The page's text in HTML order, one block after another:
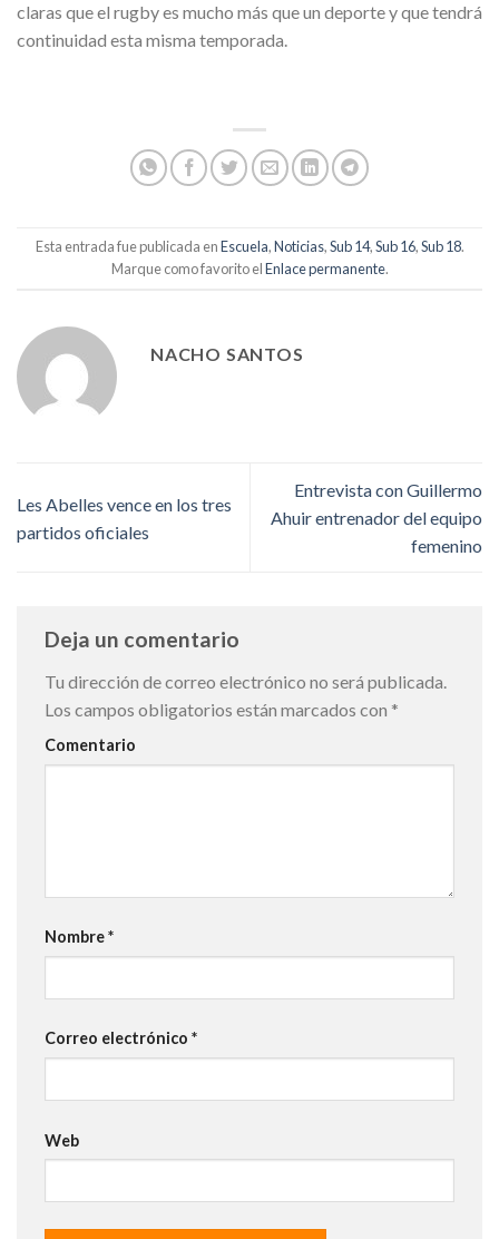
claras que el rugby es mucho más que un deporte y que tendrá
continuidad esta misma temporada.
Esta entrada fue publicada enEscuela,Noticias,Sub 14,Sub 16,Sub 18.
Marque como favorito elEnlace permanente.
NACHO SANTOS
Les Abelles vence en los tres
partidos oficiales
Entrevista con Guillermo
Ahuir entrenador del equipo
femenino
Deja un comentario
Tu dirección de correo electrónico no será publicada.
Los campos obligatorios están marcados con *
Comentario
Nombre*
Correo electrónico *
Web